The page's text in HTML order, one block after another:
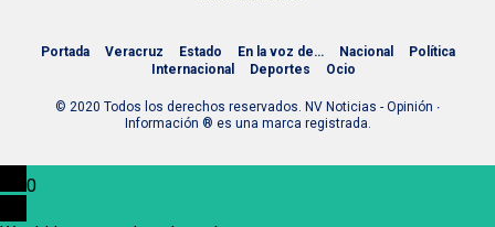
Portada Veracruz Estado En la voz de… Nacional
Política
Internacional
Deportes Ocio
© 2020 Todos los derechos reservados. NV Noticias - Opinión ∙
Información ® es una marca registrada.
0